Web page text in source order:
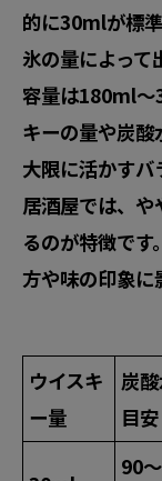
的に30mlが標
氷の量によって
容量は180ml〜
キーの量や炭
大限に活かすバ
居酒屋では、
るのが特徴で
方や味の印象に
ウイスキ
ー量
炭
目安
90〜